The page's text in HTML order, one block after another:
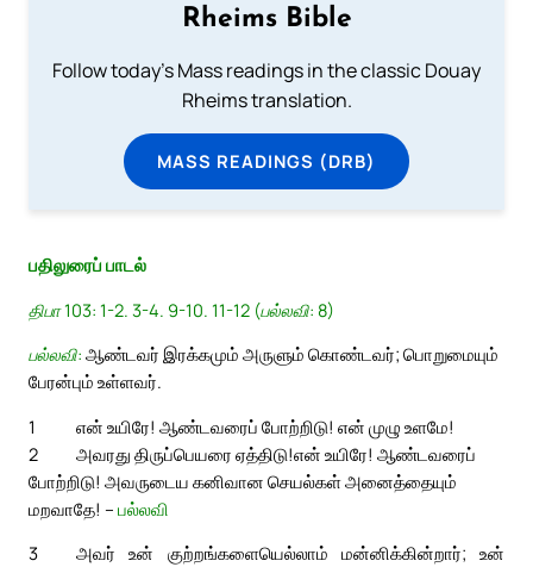
Rheims Bible
Follow today's Mass readings in the classic Douay
Rheims translation.
MASS READINGS (DRB)
பதிலுரைப் பாடல்
திபா 103: 1-2. 3-4. 9-10. 11-12 (பல்லவி: 8)
பல்லவி: ஆண்டவர் இரக்கமும் அருளும் கொண்டவர்; பொறுமையும்
பேரன்பும் உள்ளவர்.
1
என் உயிரே! ஆண்டவரைப் போற்றிடு! என் முழு உளமே!
அவரது திருப்பெயரை ஏத்திடு!
2
என் உயிரே! ஆண்டவரைப்
போற்றிடு! அவருடைய கனிவான செயல்கள் அனைத்தையும்
மறவாதே! – பல்லவி
3
அவர் உன் குற்றங்களையெல்லாம் மன்னிக்கின்றார்; உன்